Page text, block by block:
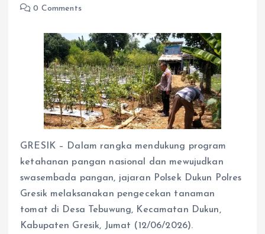
0 Comments
GRESIK – Dalam rangka mendukung program
ketahanan pangan nasional dan mewujudkan
swasembada pangan, jajaran Polsek Dukun Polres
Gresik melaksanakan pengecekan tanaman
tomat di Desa Tebuwung, Kecamatan Dukun,
Kabupaten Gresik, Jumat (12/06/2026).